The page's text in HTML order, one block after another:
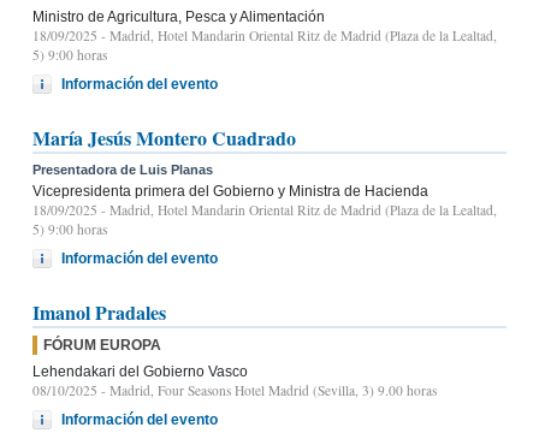
Ministro de Agricultura, Pesca y Alimentación
18/09/2025 - Madrid, Hotel Mandarin Oriental Ritz de Madrid (Plaza de la Lealtad,
5) 9:00 horas
Información del evento
María Jesús Montero Cuadrado
Presentadora de Luis Planas
Vicepresidenta primera del Gobierno y Ministra de Hacienda
18/09/2025 - Madrid, Hotel Mandarin Oriental Ritz de Madrid (Plaza de la Lealtad,
5) 9:00 horas
Información del evento
Imanol Pradales
FÓRUM EUROPA
Lehendakari del Gobierno Vasco
08/10/2025 - Madrid, Four Seasons Hotel Madrid (Sevilla, 3) 9.00 horas
Información del evento